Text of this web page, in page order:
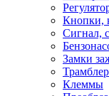
Кнопки,
Сигнал,
Замки
Клеммы